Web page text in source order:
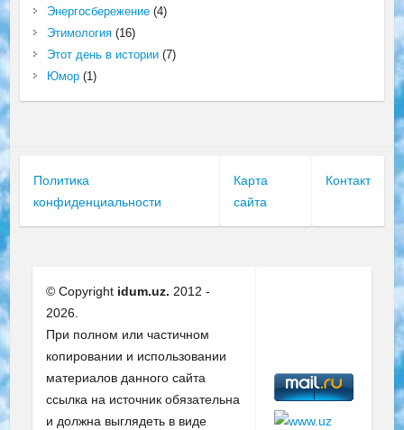
Энергосбережение(4)
Этимология(16)
Этот день в истории(7)
Юмор(1)
Политика
конфиденциальности
Карта
сайта
Контакт
© Copyright idum.uz. 2012 -
2026.
При полном или частичном
копировании и использовании
материалов данного сайта
ссылка на источник обязательна
и должна выглядеть в виде